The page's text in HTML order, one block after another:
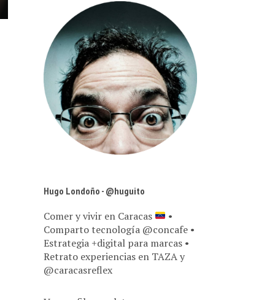
Hugo Londoño - @huguito
Comer y vivir en Caracas
•
Comparto tecnología @concafe •
Estrategia +digital para marcas •
Retrato experiencias en TAZA y
@caracasreflex